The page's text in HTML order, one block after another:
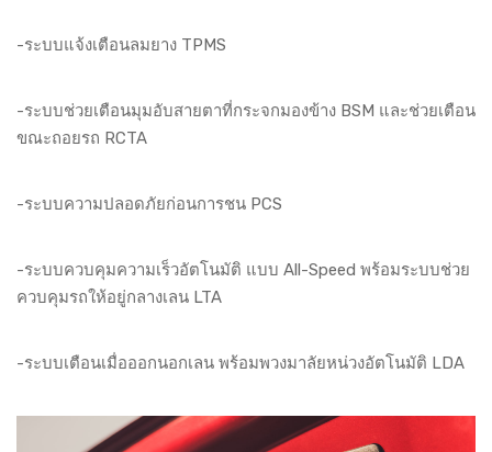
-ระบบแจ้งเตือนลมยาง TPMS
-ระบบช่วยเตือนมุมอับสายตาที่กระจกมองข้าง BSM และช่วยเตือน
ขณะถอยรถ RCTA
-ระบบความปลอดภัยก่อนการชน PCS
-ระบบควบคุมความเร็วอัตโนมัติ แบบ All-Speed พร้อมระบบช่วย
ควบคุมรถให้อยู่กลางเลน LTA
-ระบบเตือนเมื่อออกนอกเลน พร้อมพวงมาลัยหน่วงอัตโนมัติ LDA